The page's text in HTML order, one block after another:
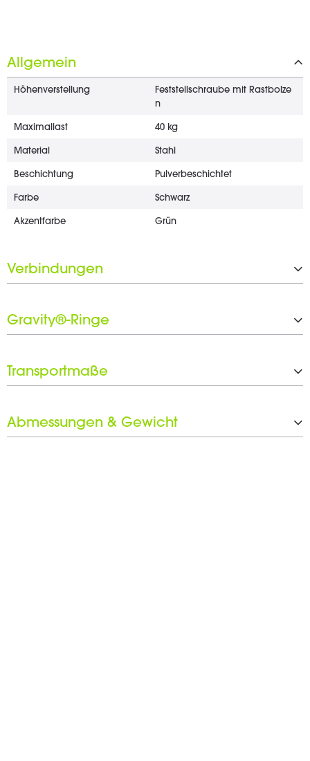
Allgemein
Höhenverstellung
Feststellschraube mit Rastbolze
n
Maximallast 40 kg
Material Stahl
Beschichtung Pulverbeschichtet
Farbe Schwarz
Akzentfarbe Grün
Verbindungen
Unten
Gravity®-Ringe
Schwarzer Ringsatz inkludiert
Transportmaße
Abmessungen & Gewicht